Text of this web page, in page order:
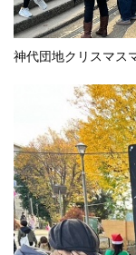
神代団地クリスマス